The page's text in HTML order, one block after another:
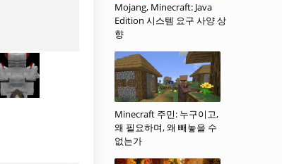
Mojang, Minecraft: Java
Edition 시스템 요구 사양 상
향
Minecraft 주민: 누구이고,
왜 필요하며, 왜 빼놓을 수
없는가